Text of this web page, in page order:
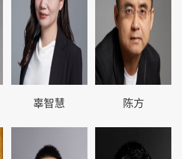
辜智慧 陈方